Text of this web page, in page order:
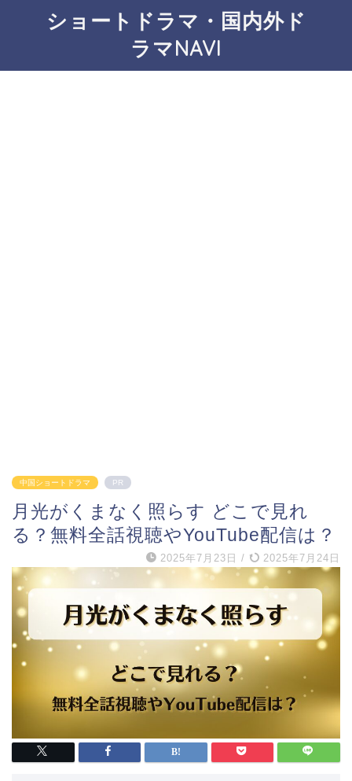
ショートドラマ・国内外ド
ラマNAVI
中国ショートドラマ PR
月光がくまなく照らす どこで見れ
る？無料全話視聴やYouTube配信は？
2025年7月23日 / 2025年7月24日